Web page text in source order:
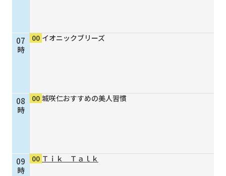
個人情報保護に関する基
本方針
サイトマップ
07
時
08
時
09
時
00 イオニックブリーズ
00 城咲仁おすすめの美人習慣
00 Ｔｉｋ Ｔａｌｋ